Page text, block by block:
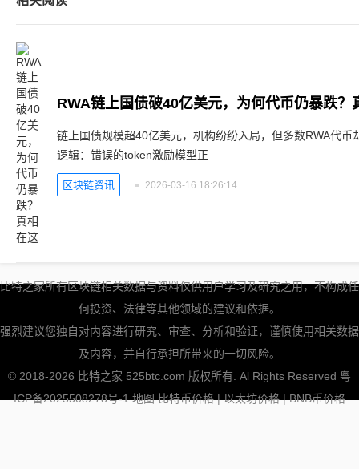
RWA链上国债破40亿美元，为何代币仍暴跌？
链上国债规模超40亿美元，机构纷纷入局，但多数RWA代币
逻辑：错误的token激励模型正
区块链资讯 2026-03-16 18:26:14
比特之家所有区块链相关数据与资料仅供用户学习及研究之用，不构成任
何投资、法律等其他领域的建议和依据。
强烈建议您独自对内容进行研究、审查、分析和验证，谨慎使用相关数据
及内容，并自行承担所带来的一切风险。
© 2018-2026 比特之家 525btc.com 版权所有. Al Rights Reserved 粤
ICP备2025508278号-1 地图 比特币价格|以太坊价格|BNB币价格